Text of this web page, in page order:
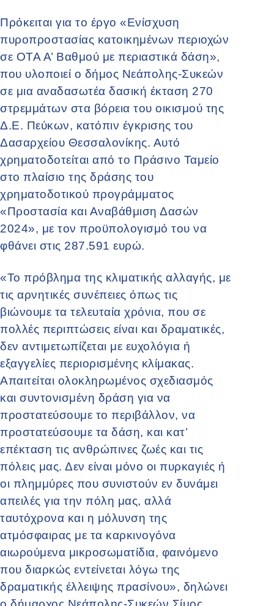
Πρόκειται για το έργο «Ενίσχυση
πυροπροστασίας κατοικημένων περιοχών
σε ΟΤΑ Α’ Βαθμού με περιαστικά δάση»,
που υλοποιεί ο δήμος Νεάπολης-Συκεών
σε μια αναδασωτέα δασική έκταση 270
στρεμμάτων στα βόρεια του οικισμού της
Δ.Ε. Πεύκων, κατόπιν έγκρισης του
Δασαρχείου Θεσσαλονίκης. Αυτό
χρηματοδοτείται από το Πράσινο Ταμείο
στο πλαίσιο της δράσης του
χρηματοδοτικού προγράμματος
«Προστασία και Αναβάθμιση Δασών
2024», με τον προϋπολογισμό του να
φθάνει στις 287.591 ευρώ.
«Το πρόβλημα της κλιματικής αλλαγής, με
τις αρνητικές συνέπειες όπως τις
βιώνουμε τα τελευταία χρόνια, που σε
πολλές περιπτώσεις είναι και δραματικές,
δεν αντιμετωπίζεται με ευχολόγια ή
εξαγγελίες περιορισμένης κλίμακας.
Απαιτείται ολοκληρωμένος σχεδιασμός
και συντονισμένη δράση για να
προστατεύσουμε το περιβάλλον, να
προστατεύσουμε τα δάση, και κατ’
επέκταση τις ανθρώπινες ζωές και τις
πόλεις μας. Δεν είναι μόνο οι πυρκαγιές ή
οι πλημμύρες που συνιστούν εν δυνάμει
απειλές για την πόλη μας, αλλά
ταυτόχρονα και η μόλυνση της
ατμόσφαιρας με τα καρκινογόνα
αιωρούμενα μικροσωματίδια, φαινόμενο
που διαρκώς εντείνεται λόγω της
δραματικής έλλειψης πρασίνου», δηλώνει